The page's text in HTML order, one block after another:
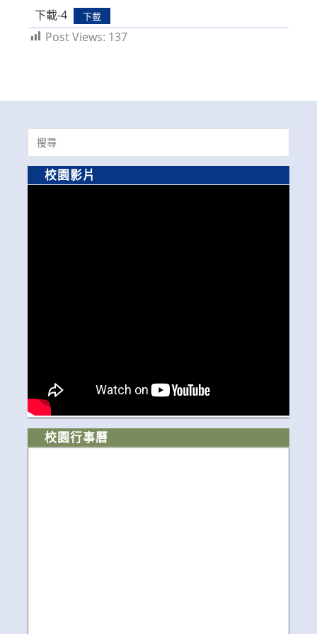
下載-4
下載
Post Views: 137
Search
for:
校園影片
校園行事曆